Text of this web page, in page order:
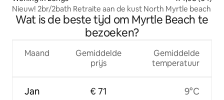
Nieuw! 2br/2bath Retraite aan de kust North Myrtle beach
Wat is de beste tijd om Myrtle Beach te
bezoeken?
Maand
Jan
Gemiddelde
prijs
€ 71
Gemiddelde
temperatuur
9°C